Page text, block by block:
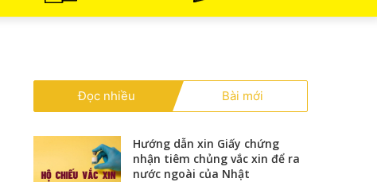
Đọc nhiều Bài mới
Hướng dẫn xin Giấy chứng
nhận tiêm chủng vắc xin để ra
nước ngoài của Nhật